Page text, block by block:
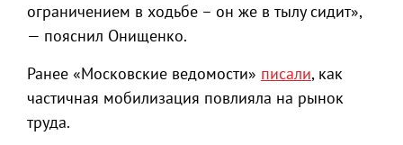
ограничением в ходьбе – он же в тылу сидит»,
— пояснил Онищенко.
Ранее «Московские ведомости» писали, как
частичная мобилизация повлияла на рынок
труда.